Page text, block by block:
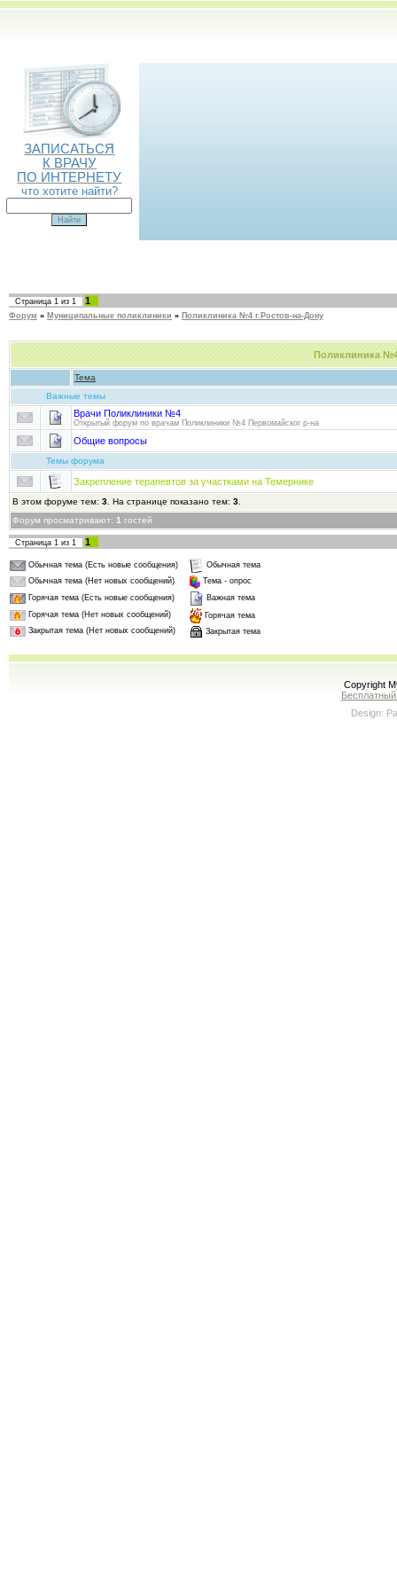
ЗАПИСАТЬСЯ
К ВРАЧУ
ПО ИНТЕРНЕТУ
что хотите найти?
Страница 1 из 1 1
Форум » Муниципальные поликлиники » Поликлиника №4 г.Ростов-на-Дону
Поликлиника
Тема
Важные темы
Врачи Поликлиники №4
Открытый форум по врачам Поликлиники №4 Первомайског р-на
Общие вопросы
Темы форума
Закрепление терапевтов за участками на Темернике
В этом форуме тем: 3 . На странице показано тем: 3
Форум просматривают: 1 гостей
Страница 1 из 1 1
Обычная тема (Есть новые сообщения)
Обычная тема
Обычная тема (Нет новых сообщений)
Тема - опрос
Горячая тема (Есть новые сообщения)
Важная тема
Горячая тема (Нет новых сообщений)
Горячая тема
Закрытая тема (Нет новых сообщений)
Закрытая тема
Copyright
Бесплатный
Design: